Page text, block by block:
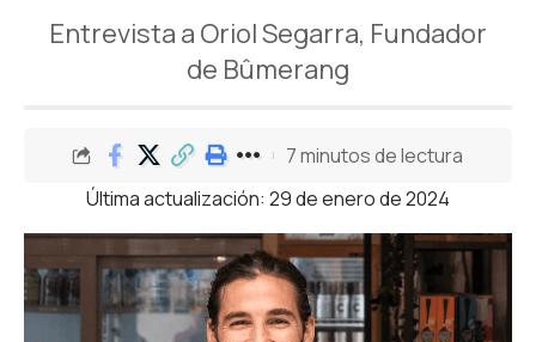
Entrevista a Oriol Segarra, Fundador
de Bûmerang
Última actualización: 29 de enero de 2024
7 minutos de lectura